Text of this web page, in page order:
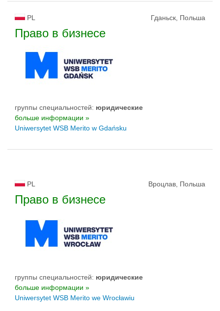
PL Гданьск, Польша
Право в бизнесе
группы специальностей: юридические
больше информации »
Uniwersytet WSB Merito w Gdańsku
PL Вроцлав, Польша
Право в бизнесе
группы специальностей: юридические
больше информации »
Uniwersytet WSB Merito we Wrocławiu